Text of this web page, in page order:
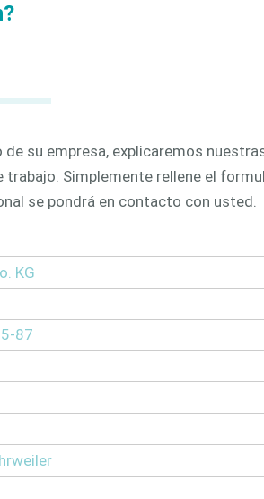
ventanas y puertas
su empresa, explicaremos
Simplemente rellene el
se pondrá en contacto con usted.